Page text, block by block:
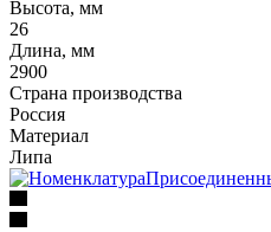
Высота, мм
26
Длина, мм
2900
Страна производства
Россия
Материал
Липа